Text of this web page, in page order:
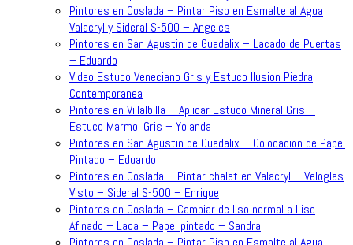
Pintores en Coslada – Pintar Piso en Esmalte al Agua
Valacryl y Sideral S-500 – Angeles
Pintores en San Agustin de Guadalix – Lacado de Puertas
– Eduardo
Video Estuco Veneciano Gris y Estuco Ilusion Piedra
Contemporanea
Pintores en Villalbilla – Aplicar Estuco Mineral Gris –
Estuco Marmol Gris – Yolanda
Pintores en San Agustin de Guadalix – Colocacion de Papel
Pintado – Eduardo
Pintores en Coslada – Pintar chalet en Valacryl – Veloglas
Visto – Sideral S-500 – Enrique
Pintores en Coslada – Cambiar de liso normal a Liso
Afinado – Laca – Papel pintado – Sandra